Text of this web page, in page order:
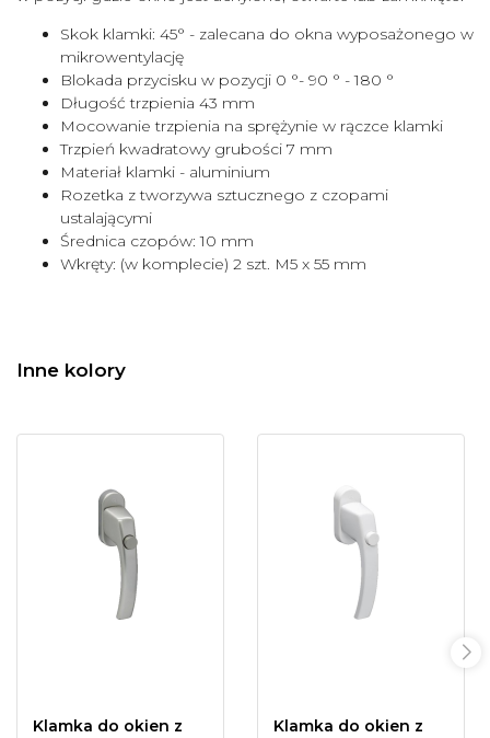
Skok klamki: 45° - zalecana do okna wyposażonego w
mikrowentylację
Blokada przycisku w pozycji 0 °- 90 ° - 180 °
Długość trzpienia 43 mm
Mocowanie trzpienia na sprężynie w rączce klamki
Trzpień kwadratowy grubości 7 mm
Materiał klamki - aluminium
Rozetka z tworzywa sztucznego z czopami
ustalającymi
Średnica czopów: 10 mm
Wkręty: (w komplecie) 2 szt. M5 x 55 mm
Inne kolory
Klamka do okien z
Klamka do okien z